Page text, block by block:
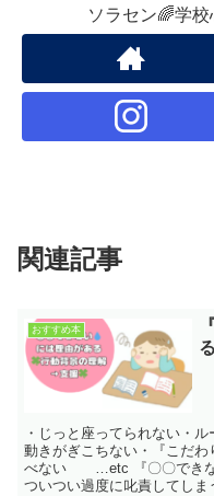
ソラセン🌈学
関連記事
おすすめ本
・じっと座ってられない・
動きがぎこちない・『こだ
べない …etc 『〇〇できな
ついつい過度に叱責してしま